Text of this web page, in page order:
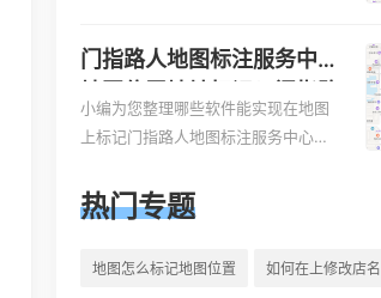
地址标记？
到门指路人地图标注服务中心办理手
续的吗、哪些软件能实现在地图上标
记门指路人地图标注服务中心位置相
关地图标注知识，详情可查看下方正
门指路人地图标注服务中心
人地图标注服务中心苹果地
小编为您整理哪些软件能实现在地图
上标记门指路人地图标注服务中心位
标注、如何创建门指路人地图标注服
务中心定位地址、如何创建门指路人
指路人地图标注服务中心地址标注上
热门专题
地图怎么标记地图位置 如何在上修改店名